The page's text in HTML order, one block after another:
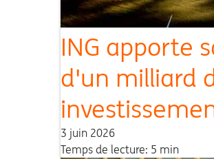
ING apporte
d'un milliard
3 juin 2026
Temps de lecture: 5 min